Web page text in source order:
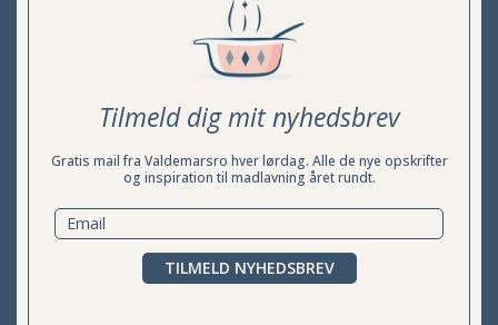
Tilmeld dig mit nyhedsbrev
Gratis mail fra Valdemarsro hver lørdag. Alle de nye opskrifter
og inspiration til madlavning året rundt.
TILMELD NYHEDSBREV